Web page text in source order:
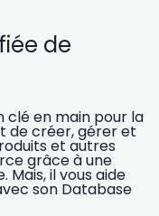
de
clé en main pour la
de créer, gérer et
et autres
grâce à une
il vous aide
son Database